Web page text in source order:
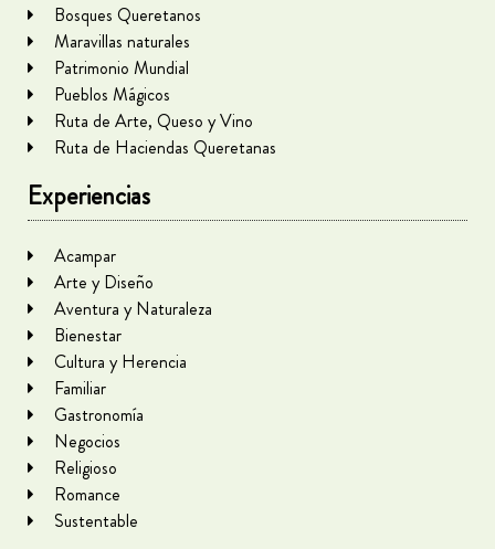
Bosques Queretanos
Maravillas naturales
Patrimonio Mundial
Pueblos Mágicos
Ruta de Arte, Queso y Vino
Ruta de Haciendas Queretanas
Experiencias
Acampar
Arte y Diseño
Aventura y Naturaleza
Bienestar
Cultura y Herencia
Familiar
Gastronomía
Negocios
Religioso
Romance
Sustentable